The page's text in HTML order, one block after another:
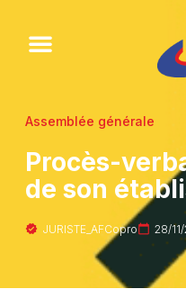
Assemblée générale
Procès-
de son
JURISTE_AFCopro 28/